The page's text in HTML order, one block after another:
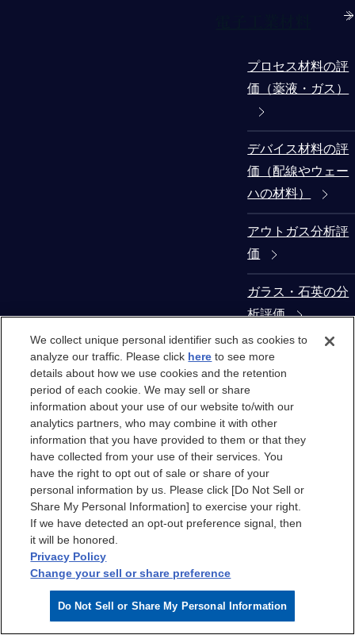
プロセス材料の評
価（薬液・ガス）
デバイス材料の評
価（配線やウェー
ハの材料）
アウトガス分析評
価
ガラス・石英の分
析評価
コンタミネーショ
ン・異物解析
製造装置部材から
の抽出物・溶出物
評価
クリーンルーム
クリーンルームエ
アのケミカル汚染
We collect unique personal identifier such as cookies to
analyze our traffic. Please click here to see more
details about how we use cookies and the retention
period of each cookie. We may sell or share
information about your use of our website to/with our
analytics partners, who may combine it with other
information that you have provided to them or that they
have collected from your use of their services. You
have the right to opt out of sale or share of your
personal information by us. Please click [Do Not Sell or
Share My Personal Information] to exercise your right.
If we have detected an opt-out preference signal, then
it will be honored.
Privacy Policy
Change your sell or share preference
Do Not Sell or Share My Personal Information